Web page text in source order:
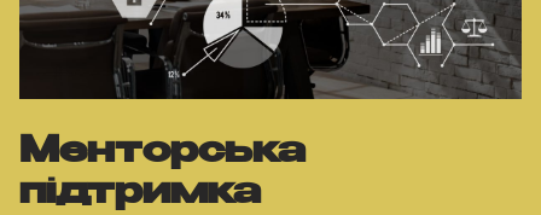
Менторська
підтримка